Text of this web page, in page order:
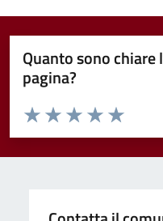
Quanto sono
pagina?
Valuta da 1 a 5 stelle la pagina
Valuta 5
Valuta 4
Valuta 3 stelle su
Valuta 2 stelle su 5
Valuta 1 stelle su 5